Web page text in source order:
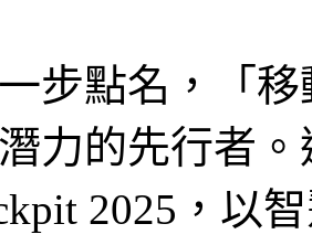
步點名，「
力的先行者
2025，以